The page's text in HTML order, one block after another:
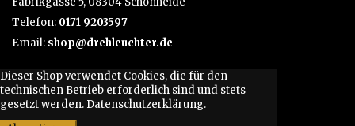
Telefon: 0171 9203597
Email: shop@drehleuchter.de
Dieser Shop verwendet Cookies, die für den
technischen Betrieb erforderlich sind und stets
gesetzt werden. Datenschutzerklärung.